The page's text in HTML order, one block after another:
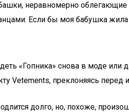
неравномерно
Если бы моя бабушка жила
«Гопника» снова в моде
Vetements, преклоняясь перед
долго, но, похоже,